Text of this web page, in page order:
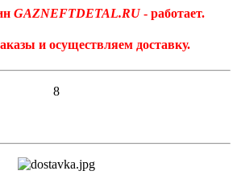
GAZNEFTDETAL.RU- работает.
и осуществляем доставку.
8